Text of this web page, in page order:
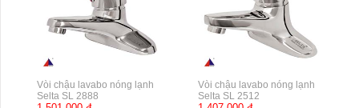
Vòi chậu lavabo nóng lạnh
Selta SL 2888
Vòi chậu lavabo nóng lạnh
Selta SL 2512